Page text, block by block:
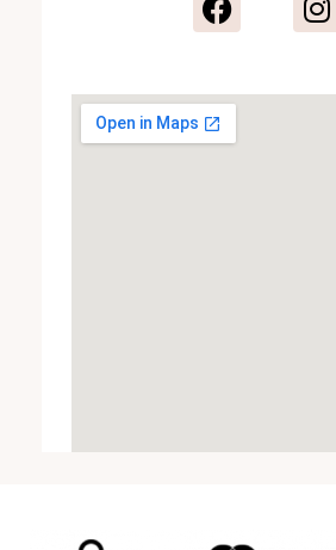
a
e
b
o
n
t